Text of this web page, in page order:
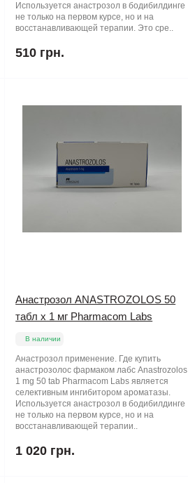
Используется анастрозол в бодибилдинге
не только на первом курсе, но и на
восстанавливающей терапии. Это сре..
510 грн.
Анастрозол ANASTROZOLOS 50
табл х 1 мг Pharmacom Labs
В наличии
Анастрозол применение. Где купить
анастрозолос фармаком лабс Anastrozolos
1 mg 50 tab Pharmacom Labs является
селективным ингибитором ароматазы.
Используется анастрозол в бодибилдинге
не только на первом курсе, но и на
восстанавливающей терапии..
1 020 грн.